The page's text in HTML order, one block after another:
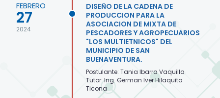
FEBRERO
27
2024
DISEÑO DE LA CADENA DE
PRODUCCION PARA LA
ASOCIACION DE MIXTA DE
PESCADORES Y AGROPECUARIOS
"LOS MULTIETNICOS" DEL
MUNICIPIO DE SAN
BUENAVENTURA.
Postulante: Tania Ibarra Vaquilla
Tutor: Ing. German Iver Hilaquita
Ticona